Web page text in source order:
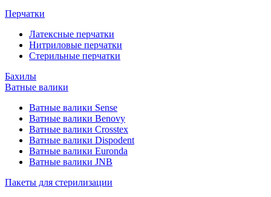
Перчатки
Латексные перчатки
Нитриловые перчатки
Стерильные перчатки
Бахилы
Ватные валики
Ватные валики Sense
Ватные валики Benovy
Ватные валики Crosstex
Ватные валики Dispodent
Ватные валики Euronda
Ватные валики JNB
Пакеты для стерилизации